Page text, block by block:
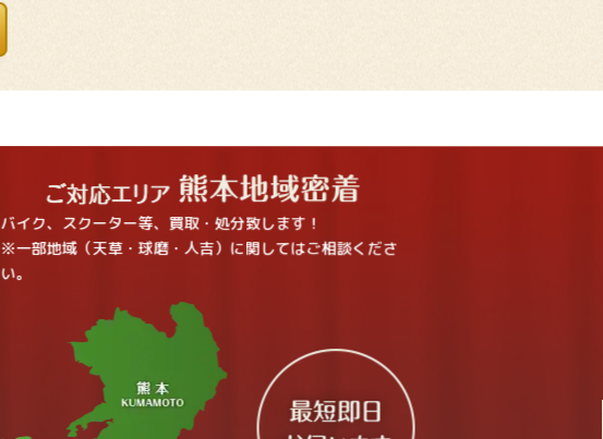
バイク、スクーター等、買取・処分致します！
※一部地域（天草・球磨・人吉）に関してはご相談くださ
い。